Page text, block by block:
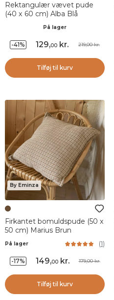
Rektangulær vævet pude
(40 x 60 cm) Alba Blå
På lager
-41% 129,00 kr. 219,00 kr.
Tilføj til kurv
By Eminza
Firkantet bomuldspude (50 x
50 cm) Marius Brun
På lager (1)
-17% 149,00kr. 179,00 kr.
Tilføj til kurv